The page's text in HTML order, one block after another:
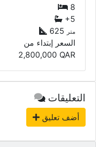
8
+5
625
متر
السعر إبتداء من
2,800,000 QAR
التعليقات
أضف تعليق